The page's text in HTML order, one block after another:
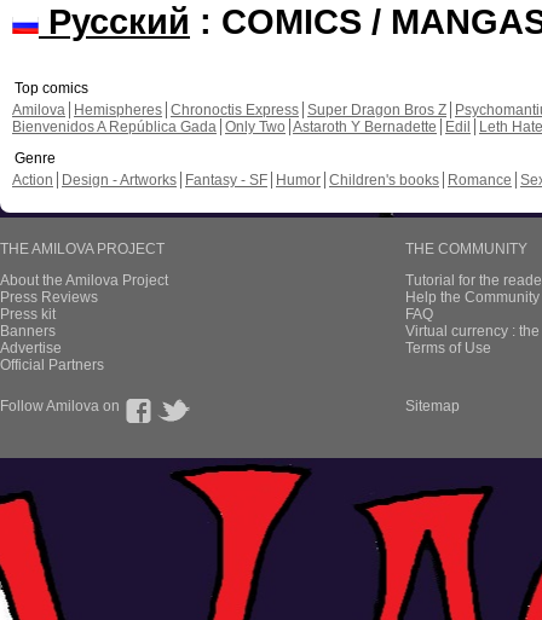
Русский : COMICS /
Top comics
Amilova
Hemispheres Chronoctis Express Super Dragon Bros Z
Bienvenidos A República Gada Only Two Astaroth Y Bernadette Edil
Leth Hate
Genre
Action
Design - Artworks Fantasy - SF Humor Children's books Romance
THE AMILOVA PROJECT
About the Amilova Project
Press Reviews
Press kit
Banners
Advertise
Official Partners
THE COMMUNITY
Tutorial for the
Help the
FAQ
Virtual currency :
Terms of Use
Follow Amilova on Sitemap